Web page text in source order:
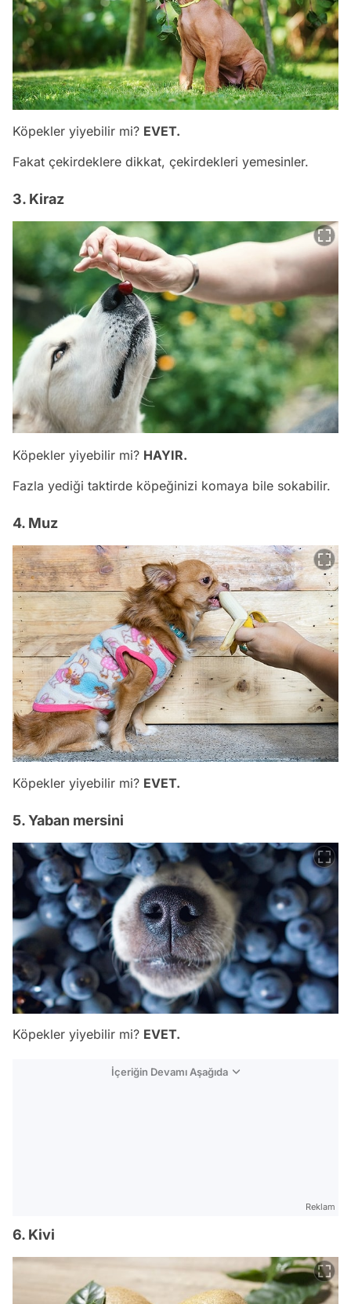
Köpekler yiyebilir mi? EVET.
Fakat çekirdeklere dikkat, çekirdekleri yemesinler.
3. Kiraz
Köpekler yiyebilir mi? HAYIR.
Fazla yediği taktirde köpeğinizi komaya bile sokabilir.
4. Muz
Köpekler yiyebilir mi? EVET.
5. Yaban mersini
Köpekler yiyebilir mi? EVET.
İçeriğin Devamı Aşağıda
Reklam
6. Kivi